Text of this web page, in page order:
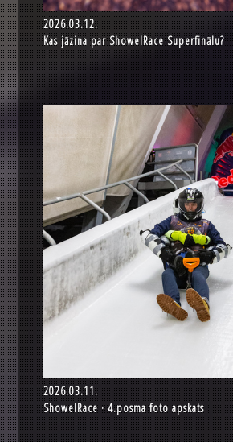
2026.03.12.
Kas jāzina par ShowelRace Superfinālu?
2026.03.11.
ShowelRace · 4.posma foto apskats